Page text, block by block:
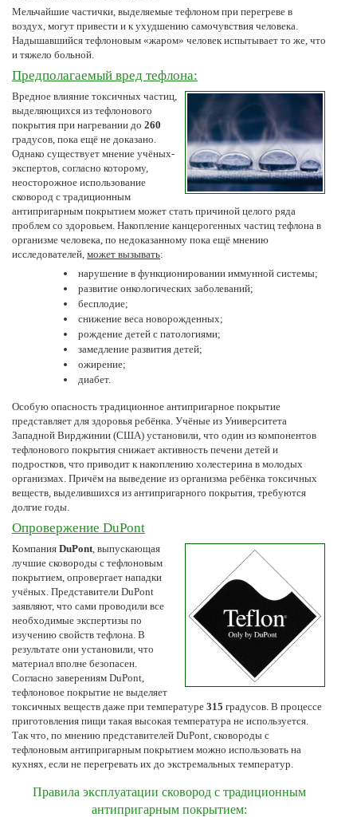
Мельчайшие частички, выделяемые тефлоном при перегреве в
воздух, могут привести и к ухудшению самочувствия человека.
Надышавшийся тефлоновым «жаром» человек испытывает то же, что
и тяжело больной.
Предполагаемый вред тефлона:
Вредное влияние токсичных частиц,
выделяющихся из тефлонового
покрытия при нагревании до 260
градусов, пока ещё не доказано.
Однако существует мнение учёных-
экспертов, согласно которому,
неосторожное использование
сковород с традиционным
антипригарным покрытием может стать причиной целого ряда
проблем со здоровьем. Накопление канцерогенных частиц тефлона в
организме человека, по недоказанному пока ещё мнению
исследователей, может вызывать:
нарушение в функционировании иммунной системы;
развитие онкологических заболеваний;
бесплодие;
снижение веса новорожденных;
рождение детей с патологиями;
замедление развития детей;
ожирение;
диабет.
Особую опасность традиционное антипригарное покрытие
представляет для здоровья ребёнка. Учёные из Университета
Западной Вирджинии (США) установили, что один из компонентов
тефлонового покрытия снижает активность печени детей и
подростков, что приводит к накоплению холестерина в молодых
организмах. Причём на выведение из организма ребёнка токсичных
веществ, выделившихся из антипригарного покрытия, требуются
долгие годы.
Опровержение DuPont
Компания DuPont , выпускающая
лучшие сковороды с тефлоновым
покрытием, опровергает нападки
учёных. Представители DuPont
заявляют, что сами проводили все
необходимые экспертизы по
изучению свойств тефлона. В
результате они установили, что
материал вполне безопасен.
Согласно заверениям DuPont,
тефлоновое покрытие не выделяет
токсичных веществ даже при температуре 315 градусов. В процессе
приготовления пищи такая высокая температура не используется.
Так что, по мнению представителей DuPont, сковороды с
тефлоновым антипригарным покрытием можно использовать на
кухнях, если не перегревать их до экстремальных температур.
Правила эксплуатации сковород с традиционным
антипригарным покрытием: